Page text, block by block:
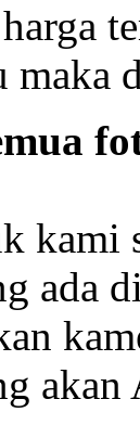
maka
kami
ada
akan